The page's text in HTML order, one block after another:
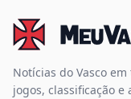
Notícias do Vasco
jogos, classificação